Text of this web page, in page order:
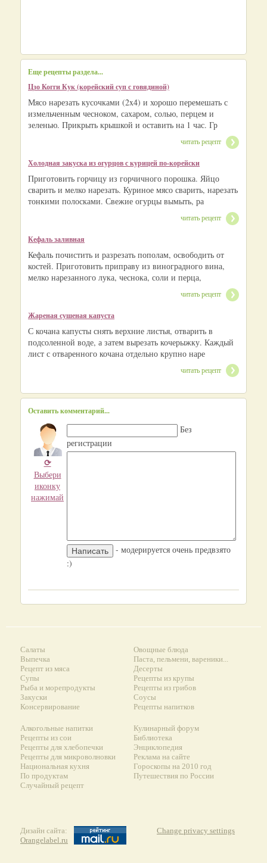
Еще рецепты раздела...
Цзо Когги Кук (корейский суп с говядиной)
Мясо нарезать кусочками (2x4) и хорошо перемешать с
измельченным чесноком, сахаром, солью, перцем и
зеленью. Прикрыть крышкой и оставить на 1 час. Гр
читать рецепт
Холодная закуска из огурцов с курицей по-корейски
Приготовить горчицу из горчичного порошка. Яйцо
сварить и мелко нарезать. Куриное мясо сварить, нарезать
тонкими полосками. Свежие огурцы вымыть, ра
читать рецепт
Кефаль заливная
Кефаль почистить и разрезать пополам, освободить от
костей. Приготовить приправу из виноградного вина,
мелко нарезанного лука, чеснока, соли и перца,
читать рецепт
Жареная сушеная капуста
С кочана капусты снять верхние листья, отварить в
подсоленной воде, а затем вырезать кочерыжку. Каждый
лист с отваренного кочана отдельно крупно наре
читать рецепт
Оставить комментарий...
⟳
Выбери
иконку
нажимай
Без
регистрации
- модерируется очень предвзято
:)
Салаты
Выпечка
Рецепт из мяса
Супы
Рыба и морепродукты
Закуски
Консервирование
Овощные блюда
Паста, пельмени, вареники...
Десерты
Рецепты из крупы
Рецепты из грибов
Соусы
Рецепты напитков
Алкогольные напитки
Рецепты из сои
Рецепты для хлебопечки
Рецепты для микроволновки
Национальная кухня
По продуктам
Случайный рецепт
Кулинарный форум
Библиотека
Энциклопедия
Реклама на сайте
Гороскопы на 2010 год
Путешествия по России
Дизайн сайта:
Orangelabel.ru
Change privacy settings